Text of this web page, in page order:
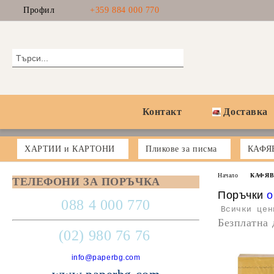
Профил +359 884 000 770
Контакт Доставка
ХАРТИИ и КАРТОНИ Пликове за писма
ТЕЛЕФОНИ ЗА ПОРЪЧКА
088 4 000 770
(02) 980 76 76
info@paperbg.com
Начало
Поръчки
Всички
Безплатна